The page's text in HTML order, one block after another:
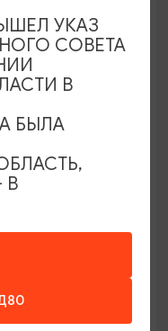
Елены
УКАЗ
СОВЕТА
В
БЫЛА
В